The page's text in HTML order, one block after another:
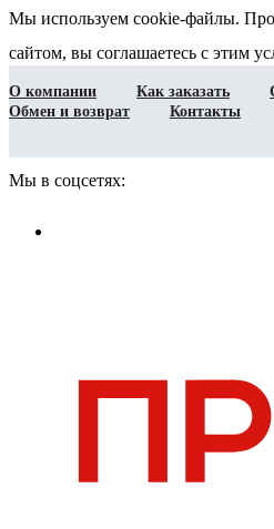
Мы используем cookie-файлы.
сайтом, вы соглашаетесь с этим
О компании Как заказать
Обмен и возврат
Контакты
Мы в соцсетях: